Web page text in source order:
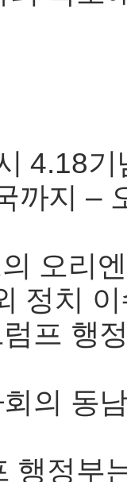
4.18
까지 –
오리
정치
프 행
의 동
행정부